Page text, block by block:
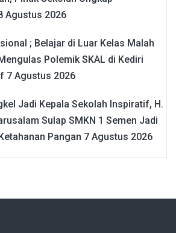
Agustus 2026
; Belajar di Luar Kelas Malah
Polemik SKAL di Kediri
7 Agustus 2026
Jadi Kepala Sekolah Inspiratif, H.
Sulap SMKN 1 Semen Jadi
Pangan 7 Agustus 2026